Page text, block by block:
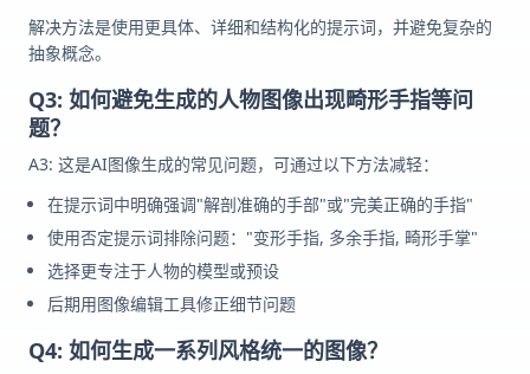
解决方法是使用更具体、详细和结构化的提示词，并避免复杂的
抽象概念。
Q3: 如何避免生成的人物图像出现畸形手指等问
题？
A3: 这是AI图像生成的常见问题，可通过以下方法减轻：
在提示词中明确强调"解剖准确的手部"或"完美正确的手指"
使用否定提示词排除问题："变形手指, 多余手指, 畸形手掌"
选择更专注于人物的模型或预设
后期用图像编辑工具修正细节问题
Q4: 如何生成一系列风格统一的图像？